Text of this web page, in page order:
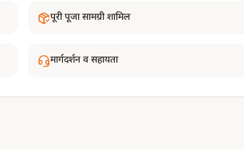
पूरी पूजा सामग्री शामिल
मार्गदर्शन व सहायता